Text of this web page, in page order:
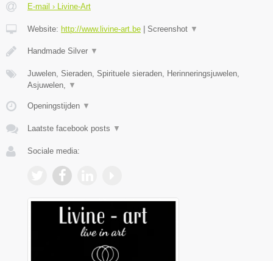
E-mail › Livine-Art
Website: http://www.livine-art.be Screenshot ▼
Handmade Silver ▼
Juwelen, Sieraden, Spirituele sieraden, Herinneringsjuwelen,
Asjuwelen,
▼
Openingstijden ▼
Laatste facebook posts ▼
Sociale media: